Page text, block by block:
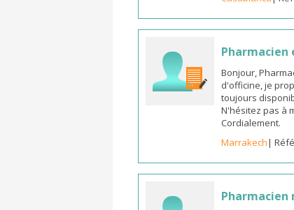
Bonjour,
d'officine, je
toujours
N'hésitez pas à
Cordialement.
Marrakech|